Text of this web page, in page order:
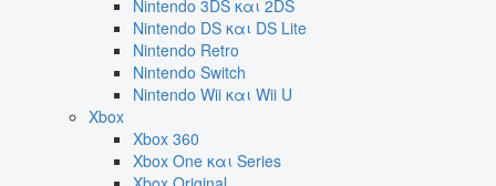
Nintendo 3DS και 2DS
Nintendo DS και DS Lite
Nintendo Retro
Nintendo Switch
Nintendo Wii και Wii U
Xbox
Xbox 360
Xbox One και Series